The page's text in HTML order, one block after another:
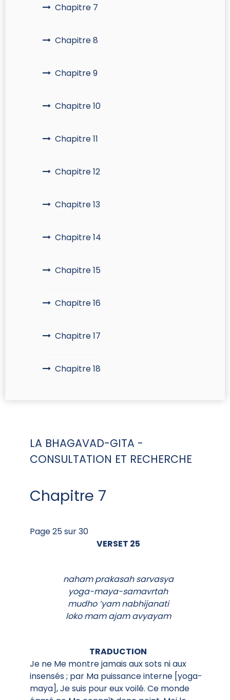
Chapitre 7
Chapitre 8
Chapitre 9
Chapitre 10
Chapitre 11
Chapitre 12
Chapitre 13
Chapitre 14
Chapitre 15
Chapitre 16
Chapitre 17
Chapitre 18
LA BHAGAVAD-GITA -
CONSULTATION ET RECHERCHE
Chapitre 7
Page 25 sur 30
VERSET 25
naham prakasah sarvasya
yoga-maya-samavrtah
mudho ’yam nabhijanati
loko mam ajam avyayam
TRADUCTION
Je ne Me montre jamais aux sots ni aux
insensés ; par Ma puissance interne [yoga-
maya], Je suis pour eux voilé. Ce monde